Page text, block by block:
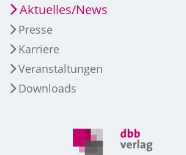
Aktuelles/News
Presse
Karriere
Veranstaltungen
Downloads